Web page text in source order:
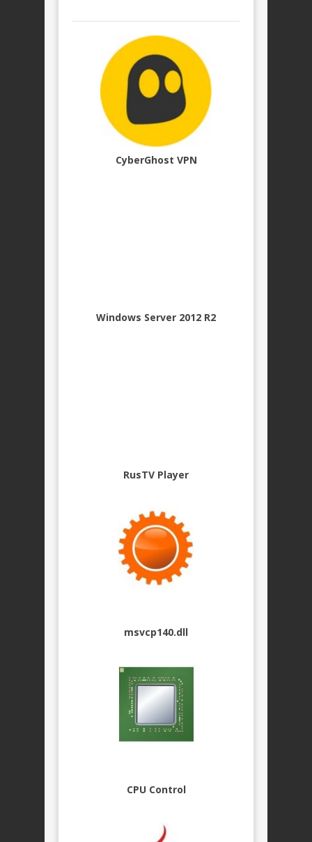
CyberGhost VPN
Windows Server 2012 R2
RusTV Player
msvcp140.dll
CPU Control